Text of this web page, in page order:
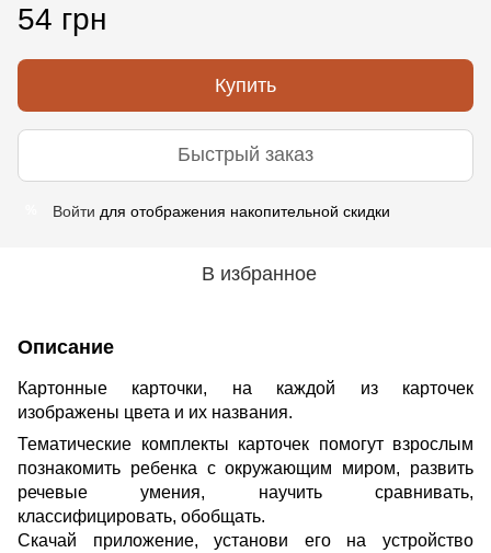
54 грн
Купить
Быстрый заказ
Войти для отображения накопительной скидки
В избранное
Описание
Картонные карточки, на каждой из карточек
изображены цвета и их названия.
Тематические комплекты карточек помогут взрослым
познакомить ребенка с окружающим миром, развить
речевые умения, научить сравнивать,
классифицировать, обобщать.
Скачай приложение, установи его на устройство